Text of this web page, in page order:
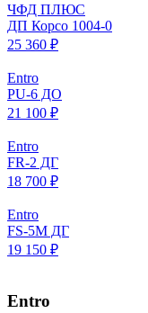
ЧФД ПЛЮС
ДП Корсо 1004-0
25 360 ₽
Entro
PU-6 ДО
21 100 ₽
Entro
FR-2 ДГ
18 700 ₽
Entro
FS-5M ДГ
19 150 ₽
Entro